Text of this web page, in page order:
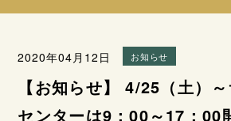
2020年04月12日 お知らせ
【お知らせ】 4/25（土）
センターは9：00～17：00